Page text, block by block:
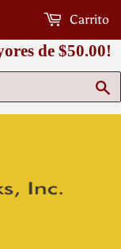
de $50.00!
Carrito